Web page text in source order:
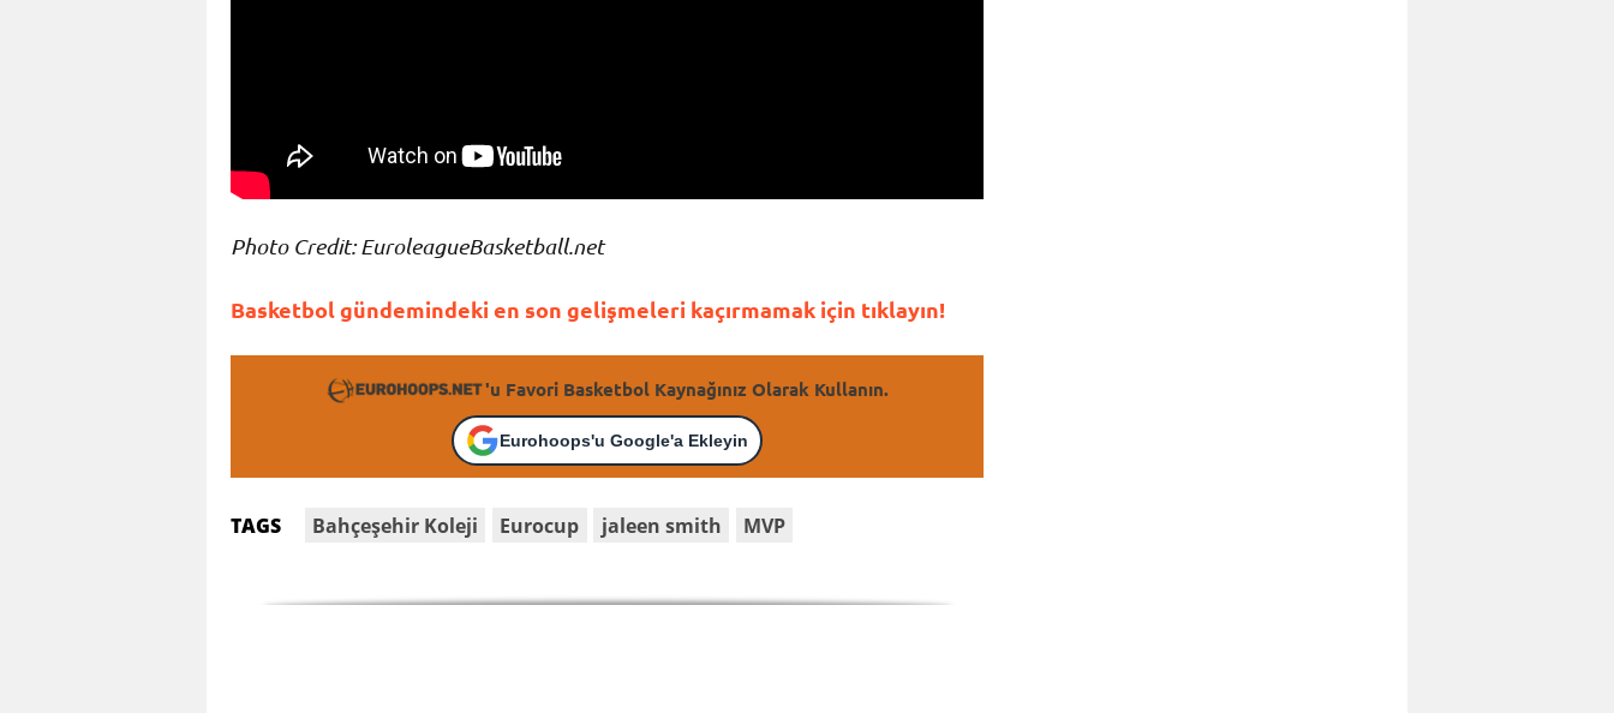
Photo Credit: EuroleagueBasketball.net
Basketbol gündemindeki en son gelişmeleri kaçırmamak için tıklayın!
'u Favori Basketbol Kaynağınız Olarak Kullanın.
Eurohoops'u Google'a Ekleyin
TAGS Bahçeşehir Koleji Eurocup jaleen smith MVP